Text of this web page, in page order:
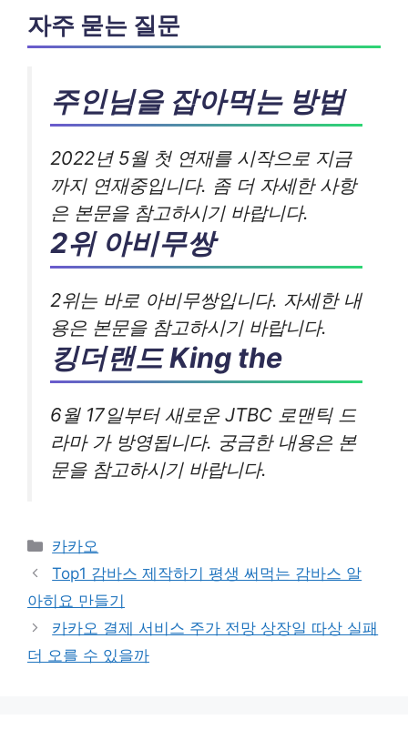
자주 묻는 질문
주인님을 잡아먹는 방법
2022년 5월 첫 연재를 시작으로 지금
까지 연재중입니다. 좀 더 자세한 사항
은 본문을 참고하시기 바랍니다.
2위 아비무쌍
2위는 바로 아비무쌍입니다. 자세한 내
용은 본문을 참고하시기 바랍니다.
킹더랜드 King the
6월 17일부터 새로운 JTBC 로맨틱 드
라마 가 방영됩니다. 궁금한 내용은 본
문을 참고하시기 바랍니다.
카
테
리
카카오
Top1 감바스 제작하기 평생 써먹는 감바스 알
아히요 만들기
카카오 결제 서비스 주가 전망 상장일 따상 실패
더 오를 수 있을까